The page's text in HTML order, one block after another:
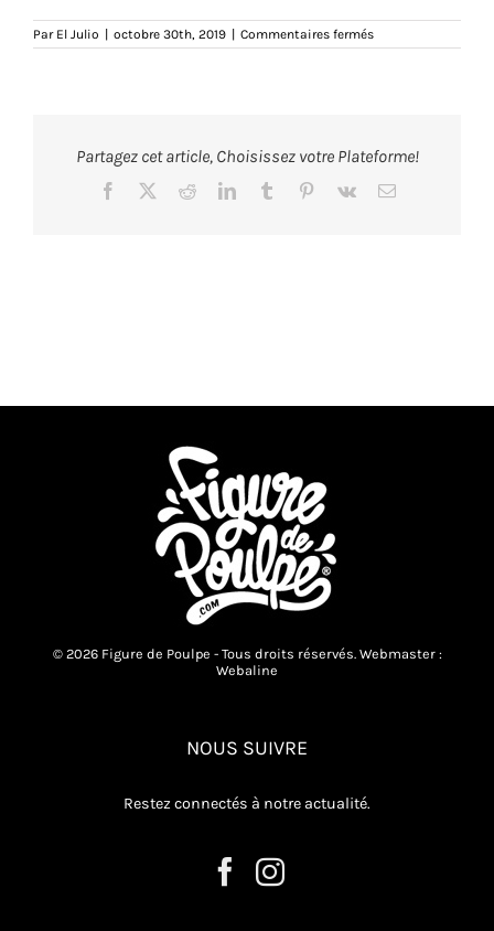
Par El Julio octobre 30th, 2019 Commentaires ferméssur
wopitaingkong-
marseille-
humour-
Partagez cet article, Choisissez votre Plateforme!
Facebook RedditLinkedInTumblr Pinterest
Vk Email
© 2026 Figure de Poulpe - Tous droits réservés. Webmaster :
Webaline
NOUS SUIVRE
Restez connectés à notre actualité.